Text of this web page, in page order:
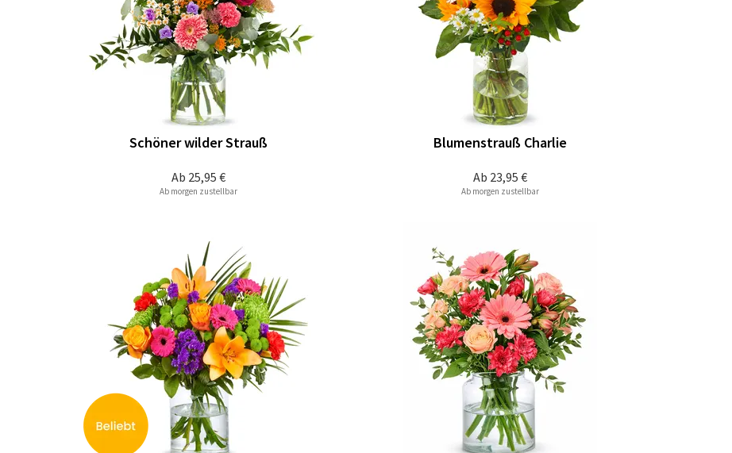
Ab 25,95 €
Schöner wilder Strauß
Ab morgen zustellbar
Ab 23,95 €
Blumenstrauß Charlie
Ab morgen zustellbar